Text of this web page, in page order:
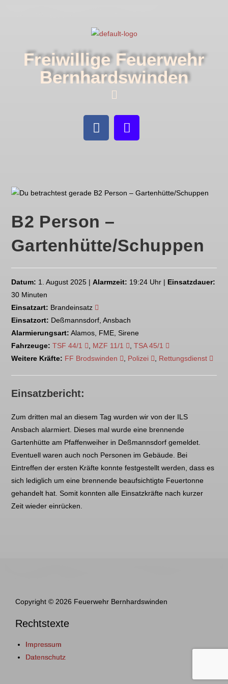
Freiwillige Feuerwehr
Bernhardswinden
B2 Person –
Gartenhütte/Schuppen
Datum: 1. August 2025 |Alarmzeit: 19:24 Uhr | Einsatzdauer:
30 Minuten
Einsatzart: Brandeinsatz
Einsatzort: Deßmannsdorf, Ansbach
Alarmierungsart: Alamos, FME, Sirene
Fahrzeuge: TSF 44/1 MZF 11/1 ,TSA 45/1
Weitere Kräfte: FF Brodswinden Polizei Rettungsdienst
Einsatzbericht:
Zum dritten mal an diesem Tag wurden wir von der ILS
Ansbach alarmiert. Dieses mal wurde eine brennende
Gartenhütte am Pfaffenweiher in Deßmannsdorf gemeldet.
Eventuell waren auch noch Personen im Gebäude. Bei
Eintreffen der ersten Kräfte konnte festgestellt werden, dass es
sich lediglich um eine brennende beaufsichtigte Feuertonne
gehandelt hat. Somit konnten alle Einsatzkräfte nach kurzer
Zeit wieder einrücken.
Copyright © 2026 Feuerwehr Bernhardswinden
Rechtstexte
Impressum
Datenschutz